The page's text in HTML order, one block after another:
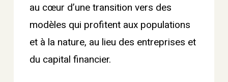
au cœur d’une transition vers des
modèles qui profitent aux populations
et à la nature, au lieu des entreprises et
du capital financier.